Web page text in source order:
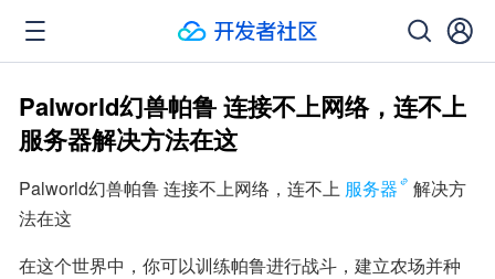
Palworld幻兽帕鲁 连接不上网络，连不上
服务器解决方法在这
Palworld幻兽帕鲁 连接不上网络，连不上 服务器
解决方
法在这
在这个世界中，你可以训练帕鲁进行战斗，建立农场并种